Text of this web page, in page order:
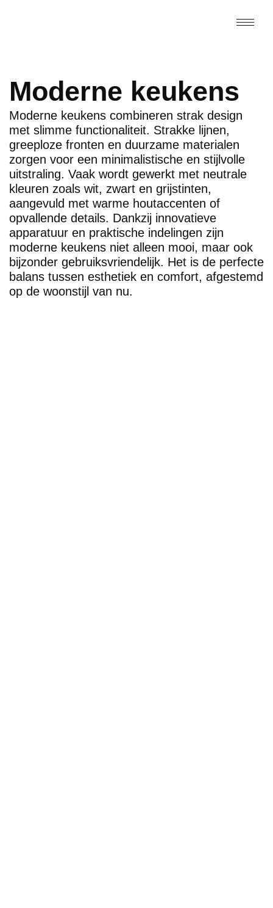
Moderne keukens
Moderne keukens combineren strak design
met slimme functionaliteit. Strakke lijnen,
greeploze fronten en duurzame materialen
zorgen voor een minimalistische en stijlvolle
uitstraling. Vaak wordt gewerkt met neutrale
kleuren zoals wit, zwart en grijstinten,
aangevuld met warme houtaccenten of
opvallende details. Dankzij innovatieve
apparatuur en praktische indelingen zijn
moderne keukens niet alleen mooi, maar ook
bijzonder gebruiksvriendelijk. Het is de perfecte
balans tussen esthetiek en comfort, afgestemd
op de woonstijl van nu.